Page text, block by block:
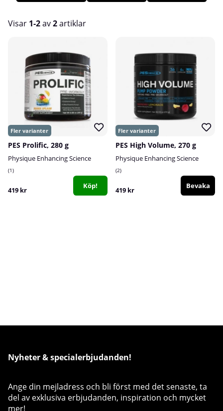
marknaden. Varje produkt studeras in i minsta detalj och
hela PEScience och de levererar vad de lovar. Hos oss på
Visar 1-2av2artiklar
PES Prolific, 280 g
Physique Enhancing Science
1
419 kr Köp!
PES High Volume, 270 g
Physique Enhancing Science
2
419 kr Bevaka
Nyheter & specialerbjudanden!
Ange din mejladress och bli först med det senaste, ta
del av exklusiva erbjudanden, inspiration och mycket
mer!